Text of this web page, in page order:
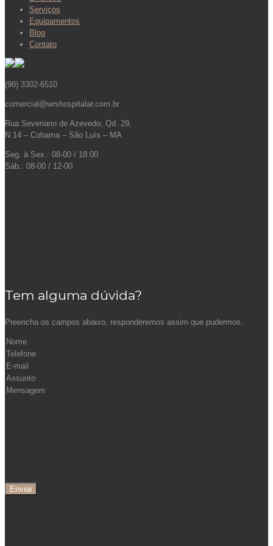
Serviços
Equipamentos
Blog
Contato
(98) 3302-6510
comercial@wrshospitalar.com.br
Rua Severiano de Azevedo, Qd. 29,
N 14 – Cohama – São Luís – MA
Seg. à Sex.: 08-00 / 18:00
Sáb.: 08-00 / 12-00
Tem alguma dúvida?
Preencha os campos abaixo, responderemos assim que pudermos.